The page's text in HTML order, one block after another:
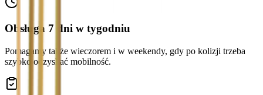
Obsługa 7 dni w tygodniu
Pomagamy także wieczorem i w weekendy, gdy po kolizji trzeba
szybko odzyskać mobilność.